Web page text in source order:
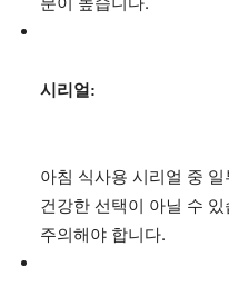
시리얼:
아침 식사용 시리얼 중
건강한 선택이 아닐 수
주의해야 합니다.